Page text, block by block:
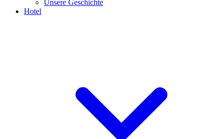
Unsere Geschichte
Hotel